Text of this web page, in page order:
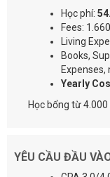
Học phí:
Fees:
Living
Books,
Expenses,
Yearly
Học bổng từ 4.000
YÊU CẦU ĐẦU